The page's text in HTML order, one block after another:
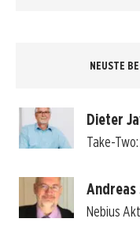
NEUSTE
Dieter
Take-
Andreas
Nebius